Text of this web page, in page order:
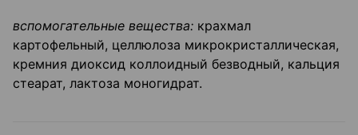
вспомогательные вещества: крахмал
картофельный, целлюлоза микрокристаллическая,
кремния диоксид коллоидный безводный, кальция
стеарат, лактоза моногидрат.